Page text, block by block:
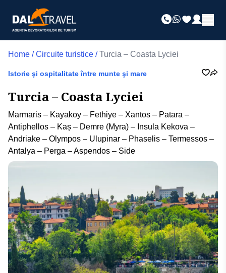
Home / Circuite turistice / Turcia – Coasta Lyciei
Istorie şi ospitalitate între munte şi mare
Turcia – Coasta Lyciei
Marmaris – Kayakoy – Fethiye – Xantos – Patara –
Antiphellos – Kaș – Demre (Myra) – Insula Kekova –
Andriake – Olympos – Ulupinar – Phaselis – Termessos –
Antalya – Perga – Aspendos – Side